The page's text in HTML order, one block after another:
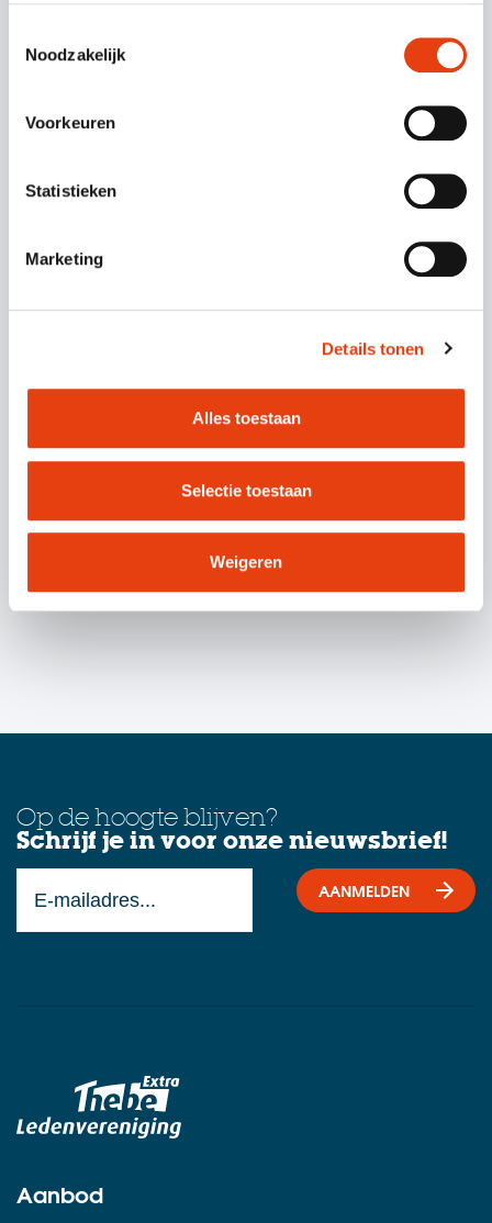
Noodzakelijk
Voorkeuren
Statistieken
Marketing
Details tonen
Alles toestaan
Selectie toestaan
Weigeren
Op de hoogte blijven?
Schrijf je in voor onze nieuwsbrief!
AANMELDEN
Aanbod